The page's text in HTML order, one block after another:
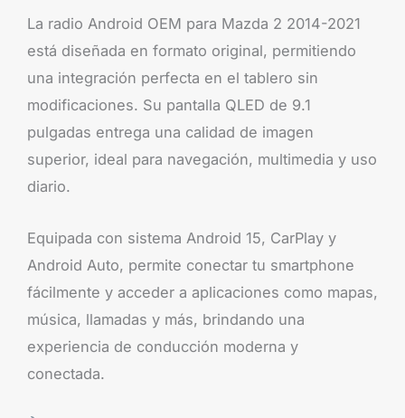
La radio Android OEM para Mazda 2 2014-2021
está diseñada en formato original, permitiendo
una integración perfecta en el tablero sin
modificaciones. Su pantalla QLED de 9.1
pulgadas entrega una calidad de imagen
superior, ideal para navegación, multimedia y uso
diario.
Equipada con sistema Android 15, CarPlay y
Android Auto, permite conectar tu smartphone
fácilmente y acceder a aplicaciones como mapas,
música, llamadas y más, brindando una
experiencia de conducción moderna y
conectada.